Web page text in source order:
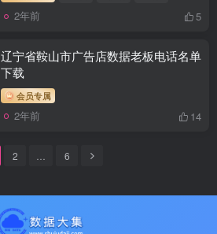
2年前 5
辽宁省鞍山市广告店数据老板电话名单
下载
会员专属
2年前 14
2 6